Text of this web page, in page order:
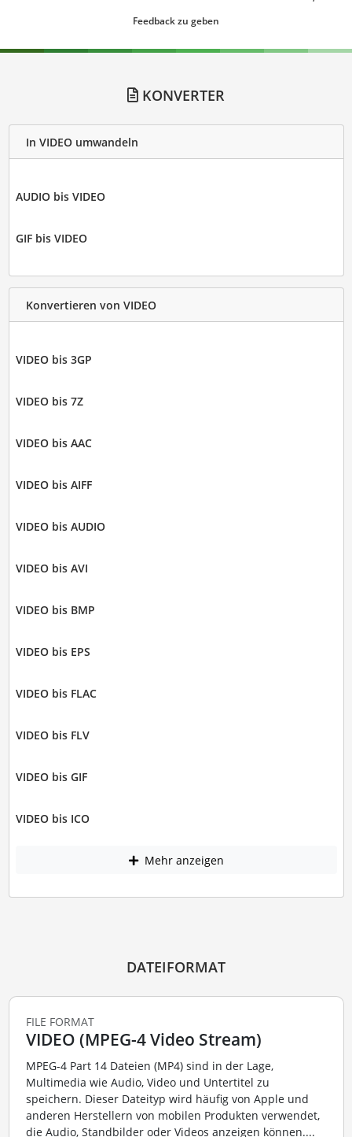
Feedback zu geben
KONVERTER
In VIDEO umwandeln
AUDIO bis VIDEO
GIF bis VIDEO
Konvertieren von VIDEO
VIDEO bis 3GP
VIDEO bis 7Z
VIDEO bis AAC
VIDEO bis AIFF
VIDEO bis AUDIO
VIDEO bis AVI
VIDEO bis BMP
VIDEO bis EPS
VIDEO bis FLAC
VIDEO bis FLV
VIDEO bis GIF
VIDEO bis ICO
Mehr anzeigen
DATEIFORMAT
FILE FORMAT
VIDEO (MPEG-4 Video Stream)
MPEG-4 Part 14 Dateien (MP4) sind in der Lage,
Multimedia wie Audio, Video und Untertitel zu
speichern. Dieser Dateityp wird häufig von Apple und
anderen Herstellern von mobilen Produkten verwendet,
die Audio, Standbilder oder Videos anzeigen können....